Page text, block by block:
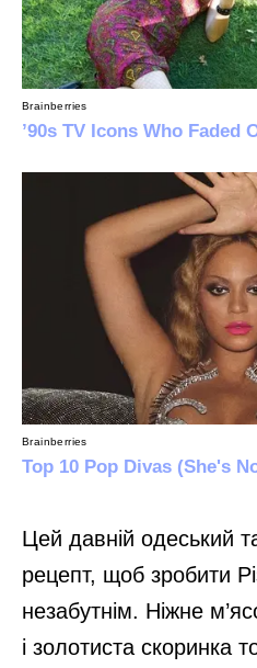
Цей давній одеський
рецепт, щоб зробити
незабутнім. Ніжне
і золотиста скоринка